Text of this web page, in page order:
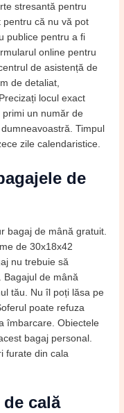
stresantă pentru
pentru că nu vă pot
publice pentru a fi
online pentru
de asistență de
de detaliat,
locul exact
primi un număr de
Timpul
zile calendaristice.
de
bagaj de mână gratuit.
de 30x18x42
nu trebuie să
Bagajul de mână
tău. Nu îl poți lăsa pe
poate refuza
îmbarcare. Obiectele
bagaj personal.
furate din cala
cală